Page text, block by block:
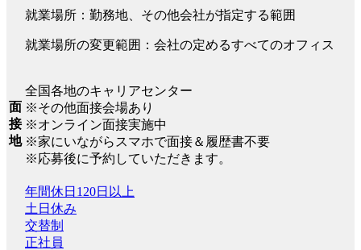
就業場所：勤務地、その他会社が指定する範囲
就業場所の変更範囲：会社の定めるすべてのオフィス
面
接
地
全国各地のキャリアセンター
※その他面接会場あり
※オンライン面接実施中
※家にいながらスマホで面接＆履歴書不要
※応募後に予約していただきます。
年間休日120日以上
土日休み
交替制
正社員